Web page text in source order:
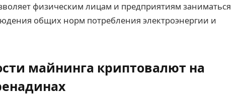
физическим лицам и предприятиям заниматься
общих норм потребления электроэнергии и
майнинга криптовалют на